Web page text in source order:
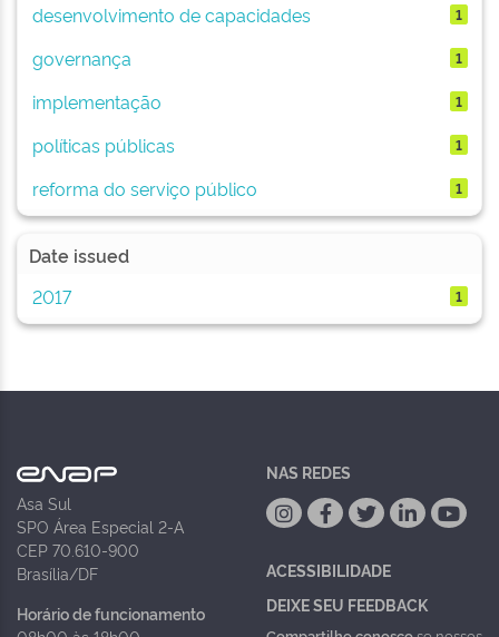
desenvolvimento de capacidades 1
governança 1
implementação 1
políticas públicas 1
reforma do serviço público 1
Date issued
2017
1
Asa Sul
SPO Área Especial 2-A
CEP 70.610-900
Brasília/DF
Horário de funcionamento
NAS REDES
ACESSIBILIDADE
DEIXE SEU FEEDBACK